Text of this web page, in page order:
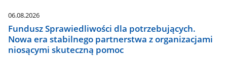
06.08.2026
Fundusz Sprawiedliwości dla potrzebujących.
Nowa era stabilnego partnerstwa z organizacjami
niosącymi skuteczną pomoc